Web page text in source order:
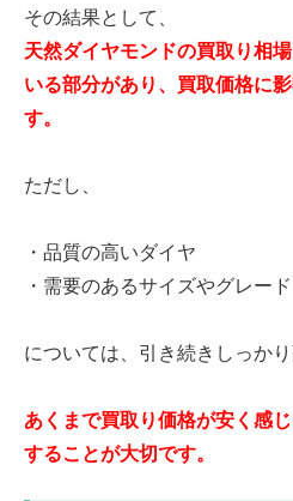
その結果として、
天然ダイヤモンドの買取り相
いる部分があり、買取価格に
す。
ただし、
・品質の高いダイヤ
・需要のあるサイズやグレード
については、引き続きしっか
あくまで買取り価格が安く感
することが大切です。